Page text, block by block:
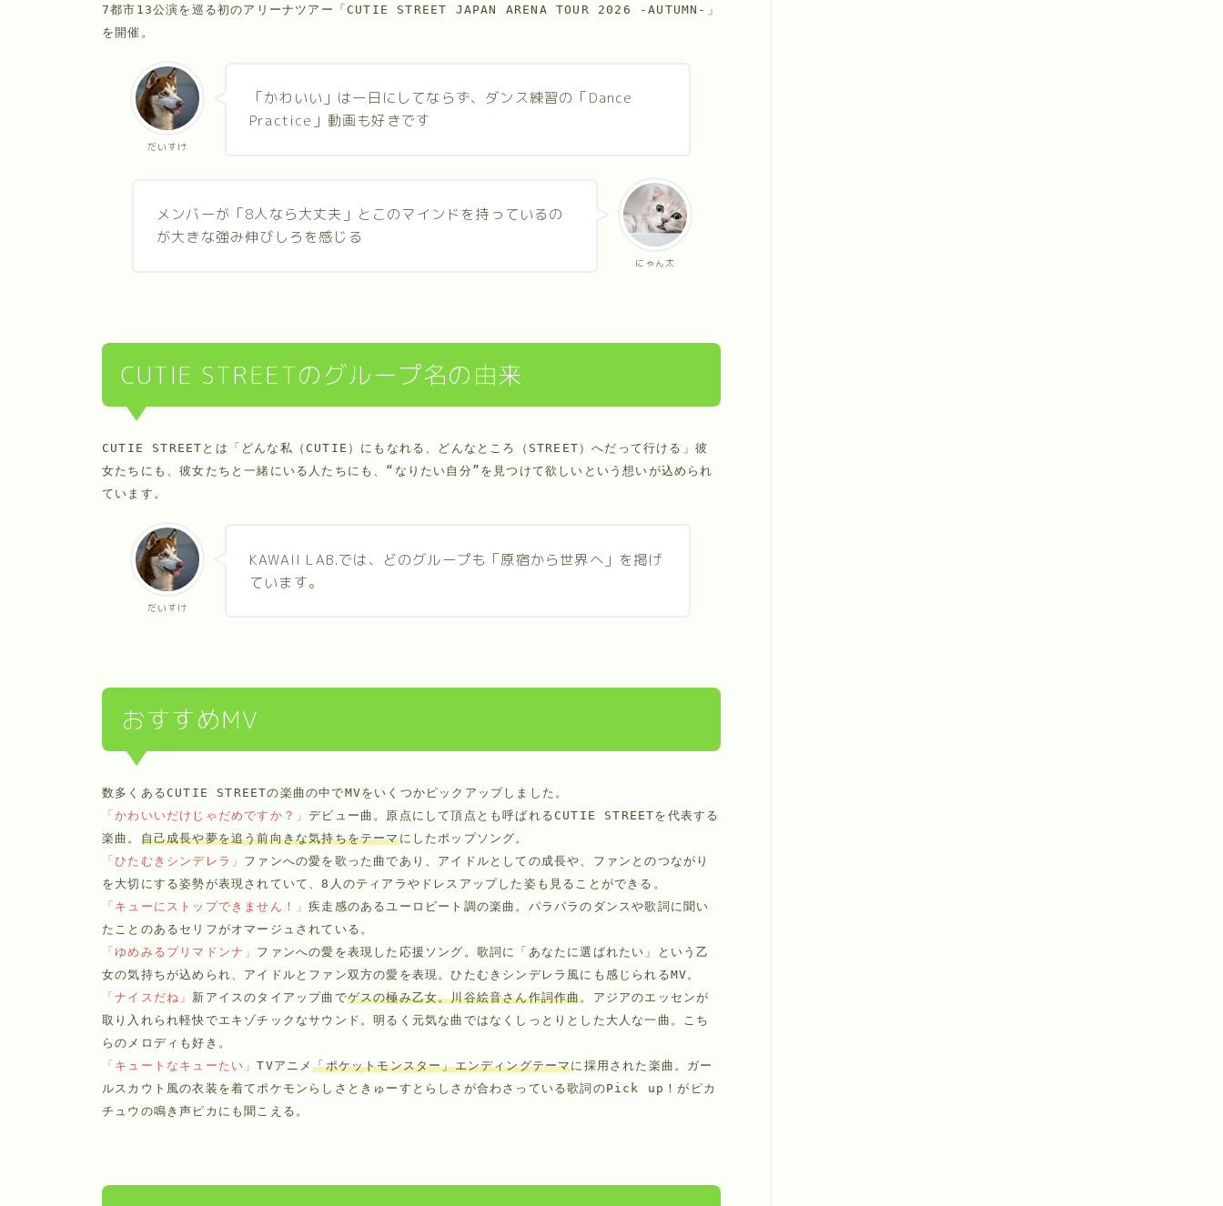
7都市13公演を巡る初のアリーナツアー「CUTIE STREET JAPAN ARENA TOUR 2026 -AUTUMN-」
を開催。
だいすけ
「かわいい」は一日にしてならず、ダンス練習の「Dance
Practice」動画も好きです
にゃん太
メンバーが「8人なら大丈夫」とこのマインドを持っているの
が大きな強み伸びしろを感じる
CUTIE STREETのグループ名の由来
CUTIE STREETとは「どんな私（CUTIE）にもなれる、どんなところ（STREET）へだって行ける」彼
女たちにも、彼女たちと一緒にいる人たちにも、“なりたい自分”を見つけて欲しいという想いが込められ
ています。
だいすけ
KAWAII LAB.では、どのグループも「原宿から世界へ」を掲げ
ています。
おすすめMV
「かわいいだけじゃだめですか？」デビュー曲。原点にして頂点とも呼ばれるCUTIE STREETを代表する
楽曲。 自己成長や夢を追う前向きな気持ちをテーマ
「ひたむきシンデレラ」 ファンへの愛を歌った曲であり、アイドルとしての成長や、ファンとのつながり
「キューにストップできません！」疾走感のあるユーロビート調の楽曲。パラパラのダンスや歌詞に聞い
「ゆめみるプリマドンナ」 ファンへの愛を表現した応援ソング。歌詞に「あなたに選ばれたい」という乙
「ナイスだね」 新アイスのタイアップ曲でゲスの極み乙女。川谷絵音さん作詞作曲。アジアのエッセンが
取り入れられ軽快でエキゾチックなサウンド。明るく元気な曲ではなくしっとりとした大人な一曲。こち
「キュートなキューたい」TVアニメ「ポケットモンスター」エンディングテーマに採用された楽曲。ガー
ルスカウト風の衣装を着てポケモンらしさときゅーすとらしさが合わさっている歌詞のPick up！がピカ